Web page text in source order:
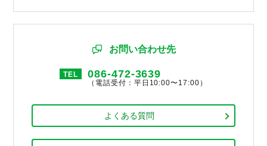
お問い合わせ先
TEL 086-472-3639
（電話受付：平日10:00〜17:00）
よくある質問